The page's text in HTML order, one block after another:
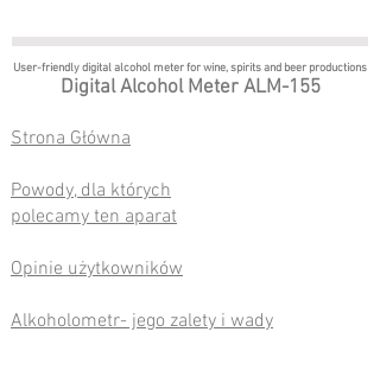
User-friendly digital alcohol meterfor wine, spirits and beer productions
Digital Alcohol Meter ALM-155
Strona Główna
Powody, dla których
polecamy ten aparat
Opinie użytkowników
Alkoholometr- jego zalety i wady